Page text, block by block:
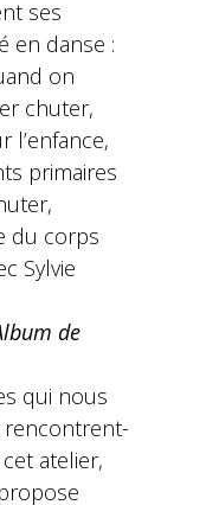
ses
en danse :
on
chuter,
l’enfance,
primaires
du corps
Sylvie
de
qui nous
atelier,